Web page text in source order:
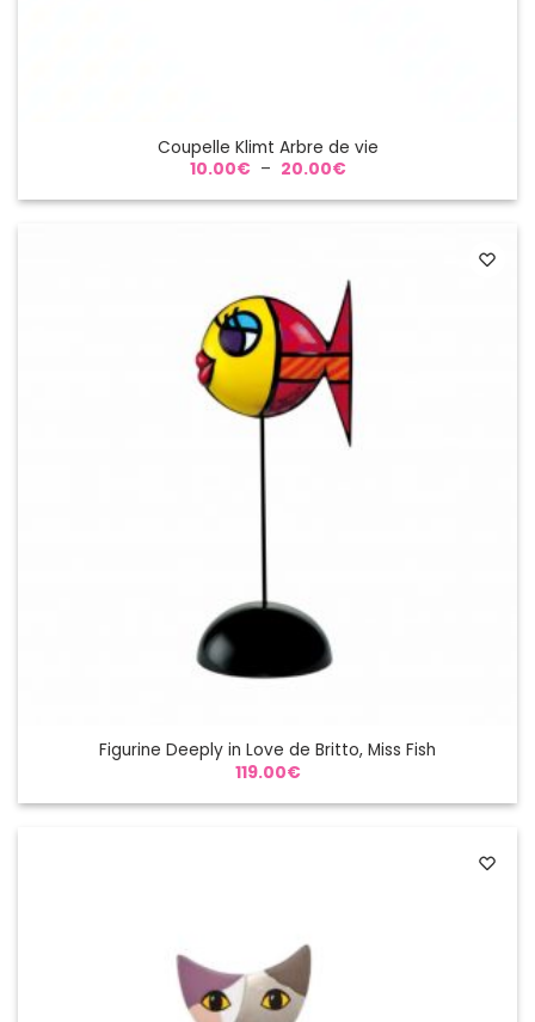
Coupelle Klimt Arbre de vie
10.00€ – 20.00€Plage
prix :
Figurine Deeply in Love de Britto, Miss Fish
119.00€